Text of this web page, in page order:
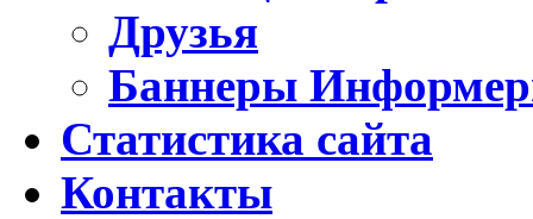
Друзья
Баннеры
Статистика сайта
Контакты